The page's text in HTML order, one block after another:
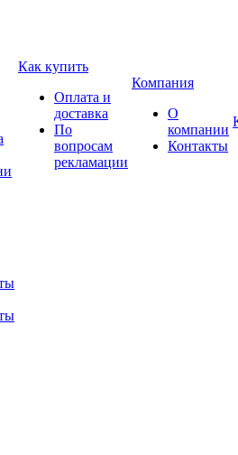
Как купить
Оплата и
доставка
По
вопросам
рекламации
Компания
О
компании
Контакты